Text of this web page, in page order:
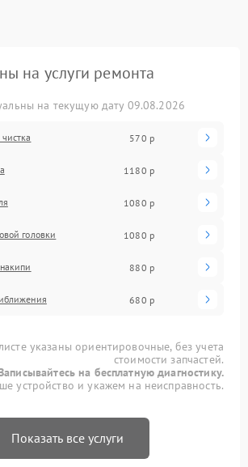
на услуги ремонта
на текущую дату 09.08.2026
570 р
1180 р
1080 р
головки 1080 р
880 р
680 р
указаны ориентировочные, без учета
стоимости запчастей.
на бесплатную диагностику.
устройство и укажем на неисправность.
Показать все услуги